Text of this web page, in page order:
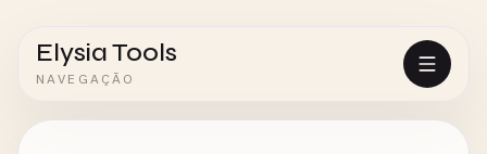
Elysia Tools
NAVEGAÇÃO